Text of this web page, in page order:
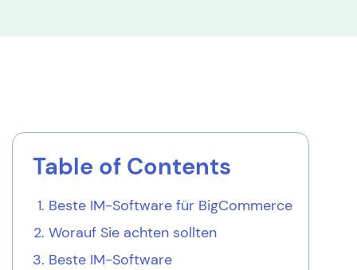
Table of Contents
Beste IM-Software für BigCommerce
Worauf Sie achten sollten
Beste IM-Software